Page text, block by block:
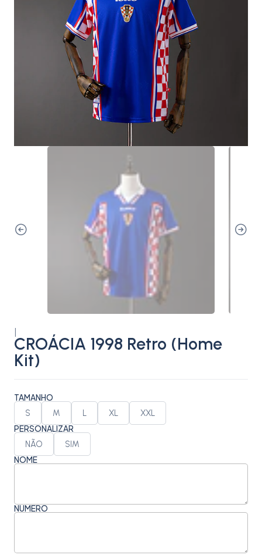
CROÁCIA 1998 Retro (Home
Kit)
TAMANHO
S M L XL XXL
PERSONALIZAR
NÃO SIM
NOME
NÚMERO